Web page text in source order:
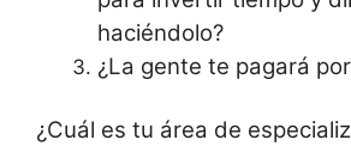
haciéndolo?
¿La gente te pagará
¿Cuál es tu área de